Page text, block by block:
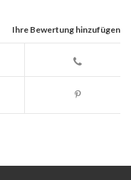
Ihre Bewertung hinzufügen